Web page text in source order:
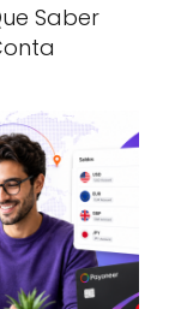
Saber